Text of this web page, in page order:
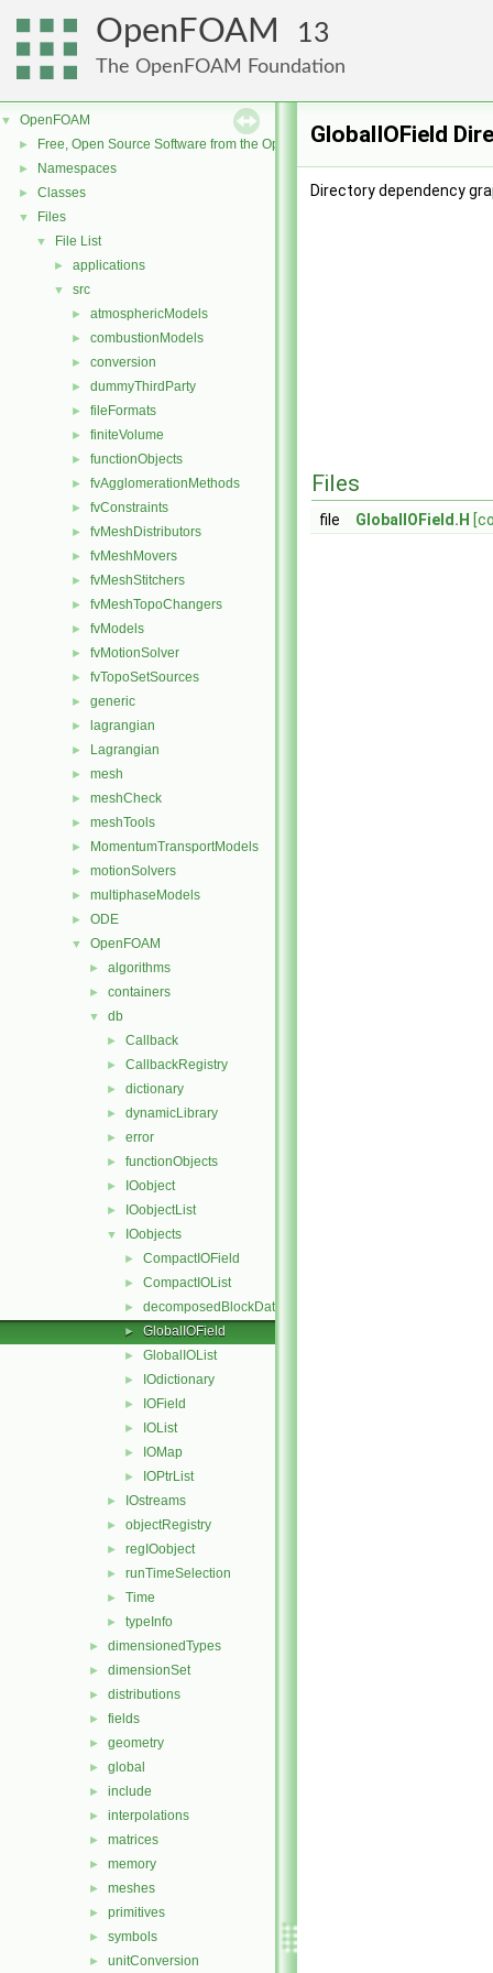
OpenFOAM 13
The OpenFOAM Foundation
▼ OpenFOAM
► Free, Open Source Software from the OpenFOAM Foundation
► Namespaces
► Classes
▼ Files
▼ File List
► applications
▼ src
► atmosphericModels
► combustionModels
► conversion
► dummyThirdParty
► fileFormats
► finiteVolume
► functionObjects
► fvAgglomerationMethods
► fvConstraints
► fvMeshDistributors
► fvMeshMovers
► fvMeshStitchers
► fvMeshTopoChangers
► fvModels
► fvMotionSolver
► fvTopoSetSources
► generic
► lagrangian
► Lagrangian
► mesh
► meshCheck
► meshTools
► MomentumTransportModels
► motionSolvers
► multiphaseModels
► ODE
▼ OpenFOAM
► algorithms
► containers
▼ db
► Callback
► CallbackRegistry
► dictionary
► dynamicLibrary
► error
► functionObjects
► IOobject
► IOobjectList
▼ IOobjects
► CompactIOField
► CompactIOList
► decomposedBlockData
► GlobalIOField
► GlobalIOList
► IOdictionary
► IOField
► IOList
► IOMap
► IOPtrList
► IOstreams
► objectRegistry
► regIOobject
► runTimeSelection
► Time
► typeInfo
► dimensionedTypes
► dimensionSet
► distributions
► fields
► geometry
► global
► include
► interpolations
► matrices
► memory
► meshes
► primitives
► symbols
► unitConversion
GlobalIOField
Directory dependency
Files
file GlobalIOField.H